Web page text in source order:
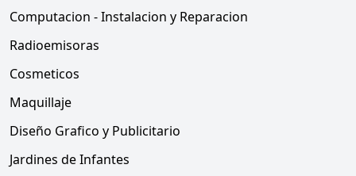
Computacion - Instalacion y Reparacion
Radioemisoras
Cosmeticos
Maquillaje
Diseño Grafico y Publicitario
Jardines de Infantes